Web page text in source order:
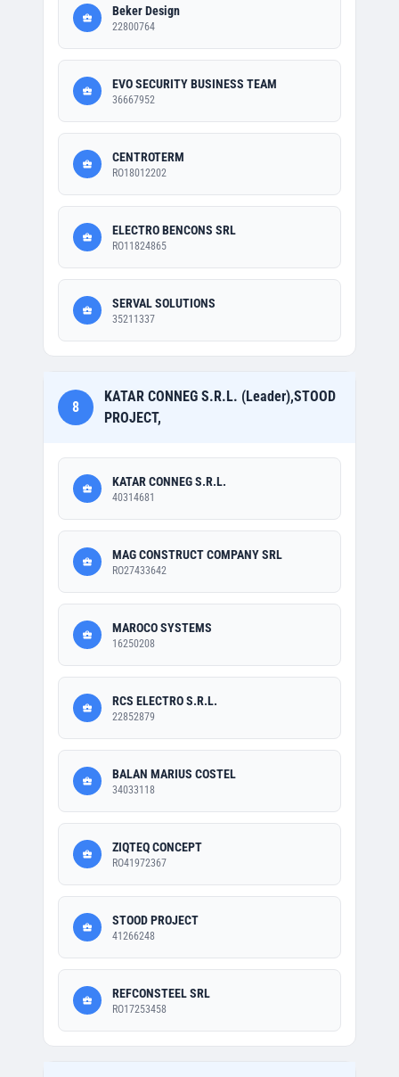
Beker Design
22800764
EVO SECURITY BUSINESS TEAM
36667952
CENTROTERM
RO18012202
ELECTRO BENCONS SRL
RO11824865
SERVAL SOLUTIONS
35211337
8
KATAR CONNEG S.R.L. (Leader),STOOD
PROJECT,
KATAR CONNEG S.R.L.
40314681
MAG CONSTRUCT COMPANY SRL
RO27433642
MAROCO SYSTEMS
16250208
RCS ELECTRO S.R.L.
22852879
BALAN MARIUS COSTEL
34033118
ZIQTEQ CONCEPT
RO41972367
STOOD PROJECT
41266248
REFCONSTEEL SRL
RO17253458